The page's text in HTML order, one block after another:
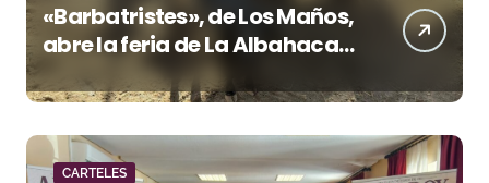
«Barbatristes», de Los Maños,
abre la feria de La Albahaca
de Huesca
CARTELES